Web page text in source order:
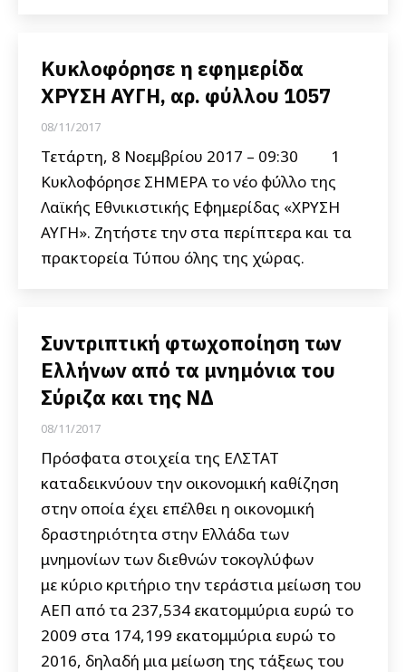
Κυκλοφόρησε η εφημερίδα
ΧΡΥΣΗ ΑΥΓΗ, αρ. φύλλου 1057
08/11/2017
Τετάρτη, 8 Νοεμβρίου 2017 – 09:30 1
Κυκλοφόρησε ΣΗΜΕΡΑ το νέο φύλλο της
Λαϊκής Εθνικιστικής Εφημερίδας «ΧΡΥΣΗ
ΑΥΓΗ». Ζητήστε την στα περίπτερα και τα
πρακτορεία Τύπου όλης της χώρας.
Συντριπτική φτωχοποίηση των
Ελλήνων από τα μνημόνια του
Σύριζα και της ΝΔ
08/11/2017
Πρόσφατα στοιχεία της ΕΛΣΤΑΤ
καταδεικνύουν την οικονομική καθίζηση
στην οποία έχει επέλθει η οικονομική
δραστηριότητα στην Ελλάδα των
μνημονίων των διεθνών τοκογλύφων
με κύριο κριτήριο την τεράστια μείωση του
ΑΕΠ από τα 237,534 εκατομμύρια ευρώ το
2009 στα 174,199 εκατομμύρια ευρώ το
2016, δηλαδή μια μείωση της τάξεως του